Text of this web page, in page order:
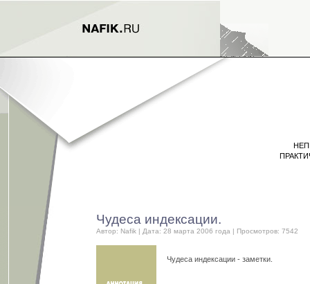
Чудеса индексации.
Автор: Nafik | Дата: 28 марта 2006 года | Просмотров: 7542
Чудеса индексации - заметки.